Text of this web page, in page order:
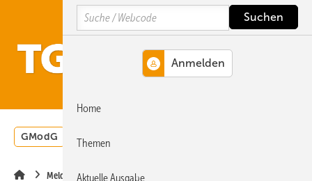
Hauptinhalt
Hauptmenü
SiteSearch
GModG Wärmepumpe
Meldungen
Search
Home
Themen
Aktuelle Ausgabe